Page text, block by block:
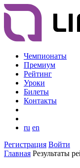
Чемпионаты
Премиум
Рейтинг
Уроки
Билеты
Контакты
ru en
Регистрация Войти
Главная Результаты